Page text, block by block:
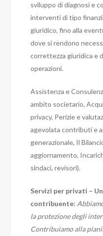
sviluppo di diagnosi e
interventi di tipo
giuridico, fino alla
dove si rendono
correttezza giuridica e
operazioni.
Assistenza e
ambito societario,
privacy, Perizie e
agevolata contributi e
generazionale, Il
aggiornamento,
sindaci, revisori).
Servizi per privati –
contribuente:
la protezione degli
Contribuiamo alla